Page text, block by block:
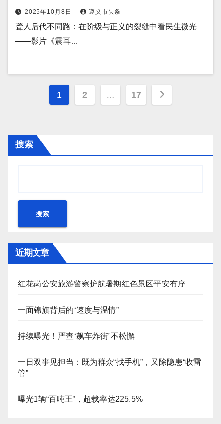
2025年10月8日 遵义市头条
聋人后代不同路：在阶级与正义的裂缝中看民生微光
——影片《震耳…
文
页
1 2 … 17
搜索
搜索
近期文章
红花岗公安旅游警察护航暑期红色景区平安有序
一面锦旗背后的“速度与温情”
持续曝光！严查“飙车炸街”不松懈
一日双事见担当：既为群众“找手机”，又除隐患“收雷
管”
曝光1辆“百吨王”，超载率达225.5%